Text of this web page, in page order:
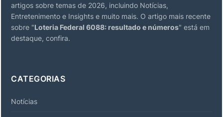
artigos sobre temas de 2026, incluindo Notícias,
Entretenimento e Insights e muito mais. O artigo mais recente
sobre "Loteria Federal 6088: resultado e números" está em
destaque, confira.
CATEGORIAS
Notícias